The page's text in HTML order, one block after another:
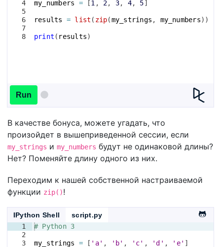
4
5
6
7
8
my_numbers = [1 , 2, 3, 4, 5]
results = list ( zip(my_strings , my_numbers))
print ( results)
Run
В качестве бонуса, можете угадать, что
произойдет в вышеприведенной сессии, если
my_strings и my_numbers будут не одинаковой длины?
Нет? Поменяйте длину одного из них.
Переходим к нашей собственной настраиваемой
функции zip()!
IPython Shell
script.py
1
2
3
# Python 3
my_strings = [ 'a' , 'b' , 'c' , 'd' , 'e' ]